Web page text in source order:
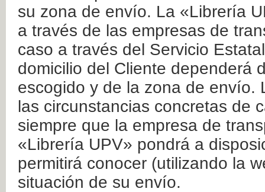
su zona de envío. La «Librería
a través de las empresas de
caso a través del Servicio
domicilio del Cliente dependerá
escogido y de la zona de envío.
las circunstancias concretas de
siempre que la empresa de
«Librería UPV» pondrá a
permitirá conocer (utilizando la
situación de su envío.